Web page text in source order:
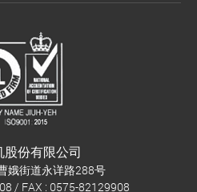
股份有限公司
娥街道永详路288号
/ FAX : 0575-82129908